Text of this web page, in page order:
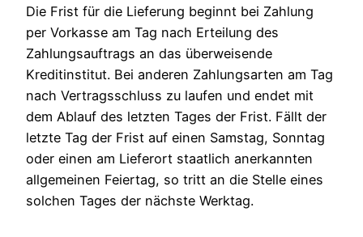
Die Frist für die Lieferung beginnt bei Zahlung
per Vorkasse am Tag nach Erteilung des
Zahlungsauftrags an das überweisende
Kreditinstitut. Bei anderen Zahlungsarten am Tag
nach Vertragsschluss zu laufen und endet mit
dem Ablauf des letzten Tages der Frist. Fällt der
letzte Tag der Frist auf einen Samstag, Sonntag
oder einen am Lieferort staatlich anerkannten
allgemeinen Feiertag, so tritt an die Stelle eines
solchen Tages der nächste Werktag.